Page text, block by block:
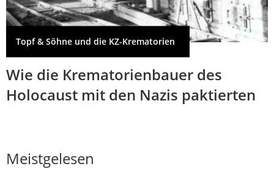
Topf & Söhne und die KZ-Krematorien
Wie die Krematorienbauer des
Holocaust mit den Nazis paktierten
Meistgelesen